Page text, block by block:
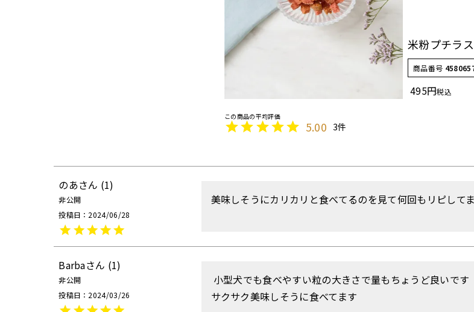
米粉プチラ
商品番号
495 税込
5.00 3
のあ
1
非公開
投稿日
2024/06/28
美味しそうにカリカリと食べてるのを見て何回もリピして
Barba 1
非公開
投稿日
2024/03/26
サクサク美味しそうに食べてます